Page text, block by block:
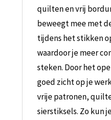
quilten en vrij
beweegt mee met
tijdens het stikken
waardoor je meer
steken. Door het
goed zicht op je
vrije patronen,
sierstiksels. Zo kun